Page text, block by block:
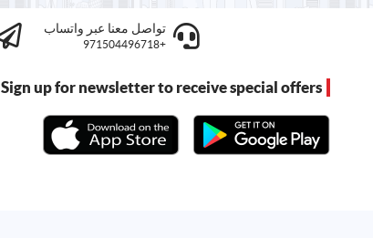
تواصل معنا عبر واتساب
+971504496718
Sign up for newsletter to receive special offers